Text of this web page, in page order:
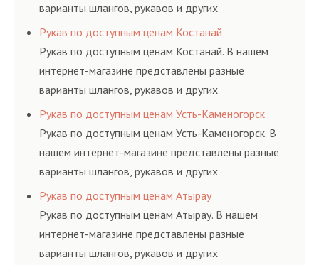
варианты шлангов, рукавов и других
резинотехнических изделий, соответствующих
ГОСТам, техническим условиям и нормативам.
Рукав по доступным ценам Костанай
Рукав по доступным ценам Костанай. В нашем
интернет-магазине представлены разные
варианты шлангов, рукавов и других
резинотехнических изделий, соответствующих
ГОСТам, техническим условиям и нормативам.
Рукав по доступным ценам Усть-Каменогорск
Рукав по доступным ценам Усть-Каменогорск. В
нашем интернет-магазине представлены разные
варианты шлангов, рукавов и других
резинотехнических изделий, соответствующих
ГОСТам, техническим условиям и нормативам.
Рукав по доступным ценам Атырау
Рукав по доступным ценам Атырау. В нашем
интернет-магазине представлены разные
варианты шлангов, рукавов и других